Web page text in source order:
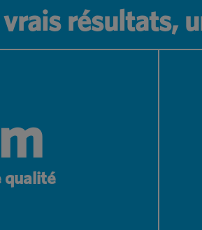
vrais résultats,
qualité